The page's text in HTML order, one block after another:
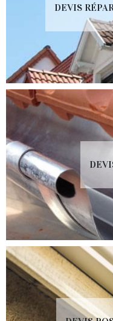
DEVIS